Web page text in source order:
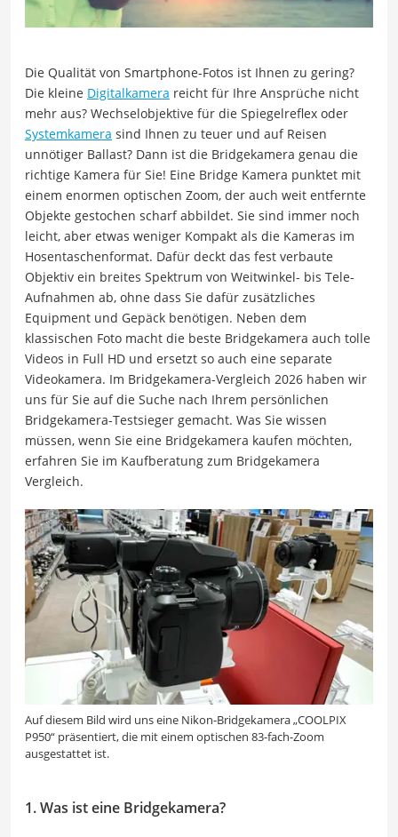
Die Qualität von Smartphone-Fotos ist Ihnen zu gering?
Die kleine Digitalkamera reicht für Ihre Ansprüche nicht
mehr aus? Wechselobjektive für die Spiegelreflex oder
Systemkamera sind Ihnen zu teuer und auf Reisen
unnötiger Ballast? Dann ist die Bridgekamera genau die
richtige Kamera für Sie! Eine Bridge Kamera punktet mit
einem enormen optischen Zoom, der auch weit entfernte
Objekte gestochen scharf abbildet. Sie sind immer noch
leicht, aber etwas weniger Kompakt als die Kameras im
Hosentaschenformat. Dafür deckt das fest verbaute
Objektiv ein breites Spektrum von Weitwinkel- bis Tele-
Aufnahmen ab, ohne dass Sie dafür zusätzliches
Equipment und Gepäck benötigen. Neben dem
klassischen Foto macht die beste Bridgekamera auch tolle
Videos in Full HD und ersetzt so auch eine separate
Videokamera. Im Bridgekamera-Vergleich 2026 haben wir
uns für Sie auf die Suche nach Ihrem persönlichen
Bridgekamera-Testsieger gemacht. Was Sie wissen
müssen, wenn Sie eine Bridgekamera kaufen möchten,
erfahren Sie im Kaufberatung zum Bridgekamera
Vergleich.
Auf diesem Bild wird uns eine Nikon-Bridgekamera „COOLPIX
P950“ präsentiert, die mit einem optischen 83-fach-Zoom
ausgestattet ist.
1. Was ist eine Bridgekamera?